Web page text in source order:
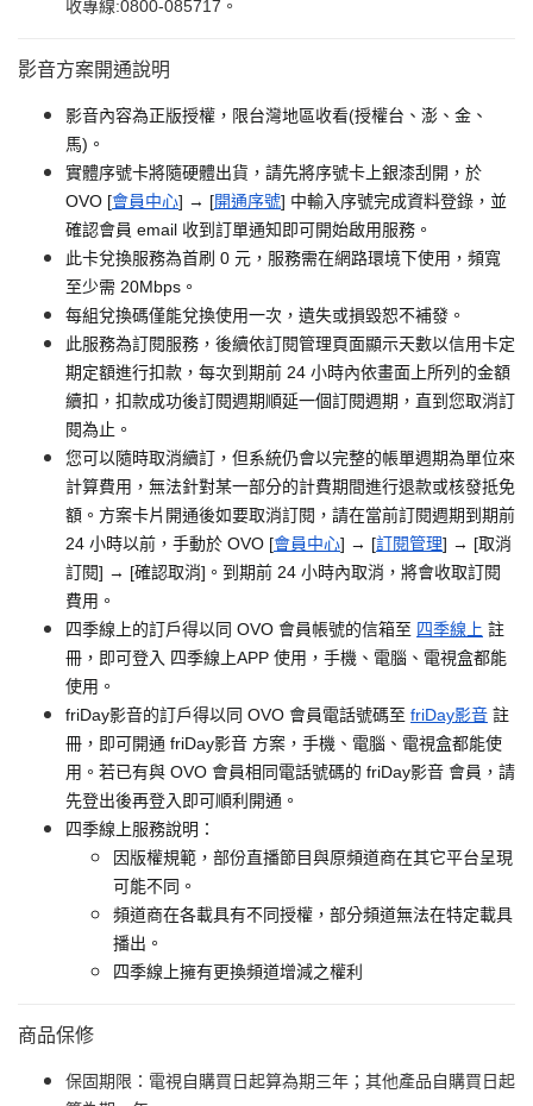
收專線:0800-085717。
影音方案開通說明
影音內容為正版授權，限台灣地區收看(授權台、澎、金、
馬)。
實體序號卡將隨硬體出貨，請先將序號卡上銀漆刮開，於
OVO [會員中心] → [開通序號] 中輸入序號完成資料登錄，並
確認會員 email 收到訂單通知即可開始啟用服務。
此卡兌換服務為首刷 0 元，服務需在網路環境下使用，頻寬
至少需 20Mbps。
每組兌換碼僅能兌換使用一次，遺失或損毀恕不補發。
此服務為訂閱服務，後續依訂閱管理頁面顯示天數以信用卡定
期定額進行扣款，每次到期前 24 小時內依畫面上所列的金額
續扣，扣款成功後訂閱週期順延一個訂閱週期，直到您取消訂
閱為止。
您可以隨時取消續訂，但系統仍會以完整的帳單週期為單位來
計算費用，無法針對某一部分的計費期間進行退款或核發抵免
額。方案卡片開通後如要取消訂閱，請在當前訂閱週期到期前
24 小時以前，手動於 OVO [會員中心] → [訂閱管理] → [取消
訂閱] → [確認取消]。到期前 24 小時內取消，將會收取訂閱
費用。
四季線上的訂戶得以同 OVO 會員帳號的信箱至 四季線上 註
冊，即可登入 四季線上APP 使用，手機、電腦、電視盒都能
使用。
friDay影音的訂戶得以同 OVO 會員電話號碼至 friDay影音 註
冊，即可開通 friDay影音 方案，手機、電腦、電視盒都能使
用。若已有與 OVO 會員相同電話號碼的 friDay影音 會員，請
先登出後再登入即可順利開通。
四季線上服務說明：
因版權規範，部份直播節目與原頻道商在其它平台呈現
可能不同。
頻道商在各載具有不同授權，部分頻道無法在特定載具
播出。
四季線上擁有更換頻道增減之權利
商品保修
保固期限：電視自購買日起算為期三年；其他產品自購買日起